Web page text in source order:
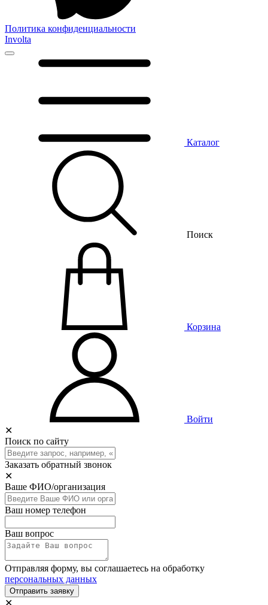
Политика конфиденциальности
Involta
Каталог
Поиск
Корзина
Войти
✕
Поиск по сайту
Заказать обратный звонок
✕
Ваше ФИО/организация
Ваш номер телефон
Ваш вопрос
Отправляя форму, вы соглашаетесь на обработку
персональных данных
Отправить заявку
✕